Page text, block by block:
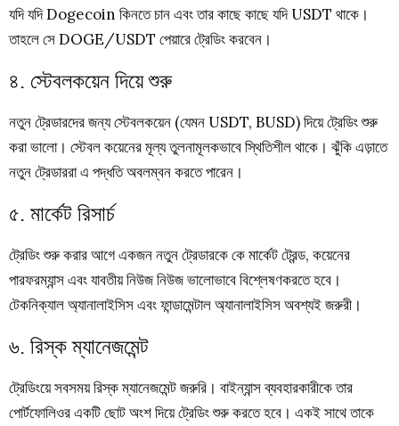
যদি যদি Dogecoin কিনতে চান এবং তার কাছে কাছে যদি USDT থাকে।
তাহলে সে DOGE/USDT পেয়ারে ট্রেডিং করবেন।
৪. স্টেবলকয়েন দিয়ে শুরু
নতুন ট্রেডারদের জন্য স্টেবলকয়েন (যেমন USDT, BUSD) দিয়ে ট্রেডিং শুরু
করা ভালো। স্টেবল কয়েনের মূল্য তুলনামূলকভাবে স্থিতিশীল থাকে। ঝুঁকি এড়াতে
নতুন ট্রেডাররা এ পদ্ধতি অবলম্বন করতে পারেন।
৫. মার্কেট রিসার্চ
ট্রেডিং শুরু করার আগে একজন নতুন ট্রেডারকে কে মার্কেট ট্রেন্ড, কয়েনের
পারফরম্যান্স এবং যাবতীয় নিউজ নিউজ ভালোভাবে বিশ্লেষণকরতে হবে।
টেকনিক্যাল অ্যানালাইসিস এবং ফান্ডামেন্টাল অ্যানালাইসিস অবশ্যই জরুরী।
৬. রিস্ক ম্যানেজমেন্ট
ট্রেডিংয়ে সবসময় রিস্ক ম্যানেজমেন্ট জরুরি। বাইন্যান্স ব্যবহারকারীকে তার
পোর্টফোলিওর একটি ছোট অংশ দিয়ে ট্রেডিং শুরু করতে হবে। একই সাথে তাকে